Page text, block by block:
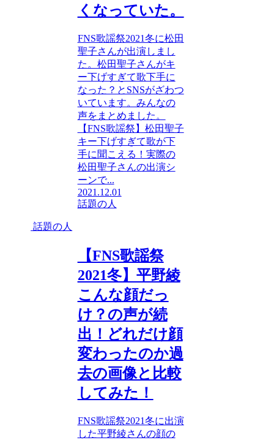
くなっていた。
FNS歌謡祭2021冬に松田
聖子さんが出演しまし
た。松田聖子さんがキ
ー下げすぎて歌下手に
なった？とSNSがざわつ
いています。みんなの
声をまとめました。
【FNS歌謡祭】松田聖子
キー下げすぎて歌が下
手に聞こえる！実際の
松田聖子さんの出演シ
ーンで...
2021.12.01
話題の人
話題の人
【FNS歌謡祭
2021冬】平野綾
こんな顔だっ
け？の声が続
出！どれだけ顔
変わったのか過
去の画像と比較
してみた！
FNS歌謡祭2021冬に出演
した平野綾さんの顔の